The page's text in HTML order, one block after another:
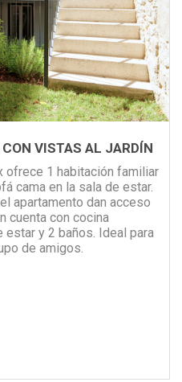
VISTAS AL JARDÍN
ofrece 1 habitación familiar
cama en la sala de estar.
apartamento dan acceso
cuenta con cocina
estar y 2 baños. Ideal para
de amigos.